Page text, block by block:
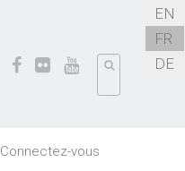
EN
FR
DE
Connectez-vous